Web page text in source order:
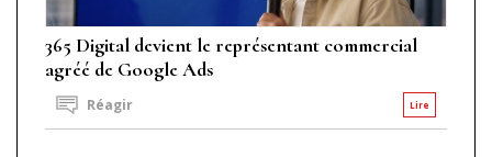
365 Digital devient le représentant commercial
agréé de Google Ads
Lire
Réagir